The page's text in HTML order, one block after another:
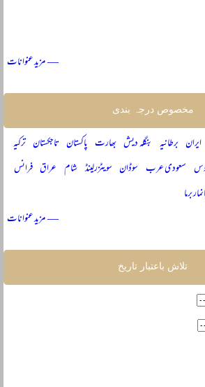
— مزید عنوانات
مخصوص درجہ بندی
ایران برطانیہ بنگلہ دیش بھارت پاکستان تاجکستان ترکیہ
سعودی عرب سوڈان سویٹزرلینڈ شام عراق فرانس
برما
— مزید عنوانات
تلاش باعتبار تاریخ